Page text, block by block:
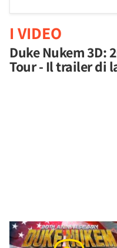
I VIDEO
Duke Nukem 3D:
Tour - Il trailer di